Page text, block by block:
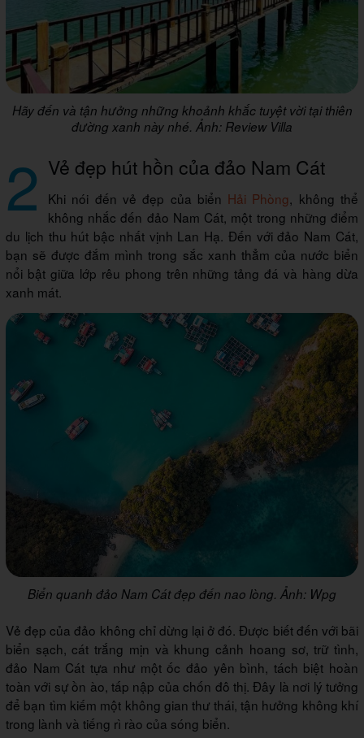
Hãy đến và tận hưởng những khoảnh khắc tuyệt vời tại thiên
đường xanh này nhé. Ảnh: Review Villa
2 Vẻ đẹp hút hồn của đảo Nam Cát
Khi nói đến vẻ đẹp của biển Hải Phòng, không thể
không nhắc đến đảo Nam Cát, một trong những điểm
du lịch thu hút bậc nhất vịnh Lan Hạ. Đến với đảo Nam Cát,
bạn sẽ được đắm mình trong sắc xanh thẳm của nước biển
nổi bật giữa lớp rêu phong trên những tảng đá và hàng dừa
xanh mát.
Biển quanh đảo Nam Cát đẹp đến nao lòng. Ảnh: Wpg
Vẻ đẹp của đảo không chỉ dừng lại ở đó. Được biết đến với bãi
biển sạch, cát trắng mịn và khung cảnh hoang sơ, trữ tình,
đảo Nam Cát tựa như một ốc đảo yên bình, tách biệt hoàn
toàn với sự ồn ào, tấp nập của chốn đô thị. Đây là nơi lý tưởng
để bạn tìm kiếm một không gian thư thái, tận hưởng không khí
trong lành và tiếng rì rào của sóng biển.